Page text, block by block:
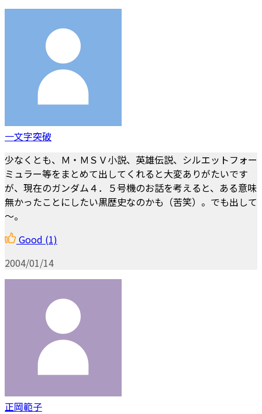
一文字突破
少なくとも、Ｍ・ＭＳＶ小説、英雄伝説、シルエットフォー
ミュラー等をまとめて出してくれると大変ありがたいです
が、現在のガンダム４．５号機のお話を考えると、ある意味
無かったことにしたい黒歴史なのかも（苦笑）。でも出して
～。
Good (1)
2004/01/14
正岡範子